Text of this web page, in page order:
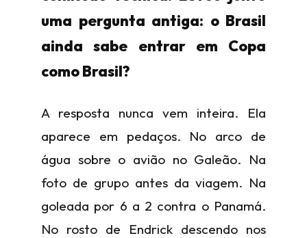
uma pergunta antiga: o Brasil
ainda sabe entrar em Copa
como Brasil?
A resposta nunca vem inteira. Ela
aparece em pedaços. No arco de
água sobre o avião no Galeão. Na
foto de grupo antes da viagem. Na
goleada por 6 a 2 contra o Panamá.
No rosto de Endrick descendo nos